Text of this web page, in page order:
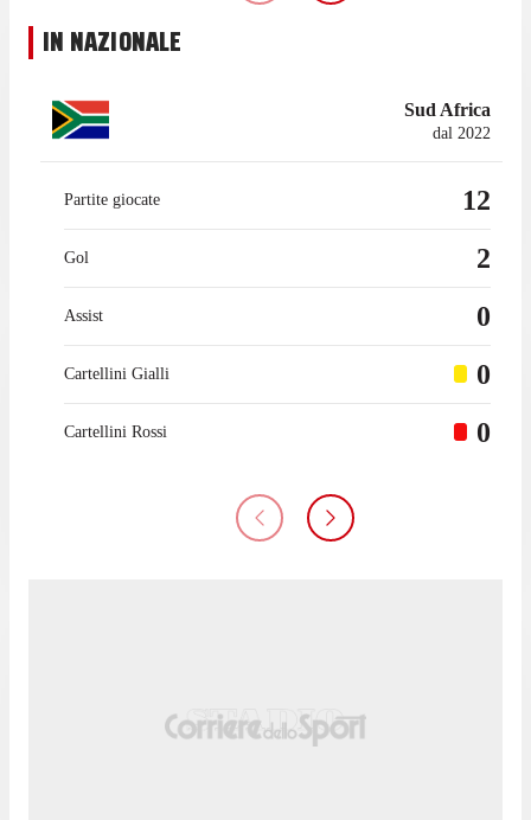
IN NAZIONALE
Sud Africa
dal 2022
Partite giocate 12
Gol 2
Assist 0
Cartellini Gialli 0
Cartellini Rossi 0